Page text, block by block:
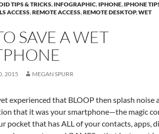
TIPS & TRICKS, INFOGRAPHIC, IPHONE, IPHONE
ACCESS,REMOTE ACCESS,REMOTE DESKTOP,WET
SAVE A WET
2015 MEGAN SPURR
experienced that BLOOP then splash noise
that it was your smartphone—the magic
pocket that has ALL of your contacts, apps,